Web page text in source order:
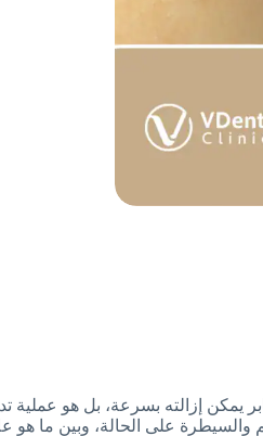
يمكن إزالته بسرعة، بل هو عملية
والسيطرة على الحالة، وبين ما هو